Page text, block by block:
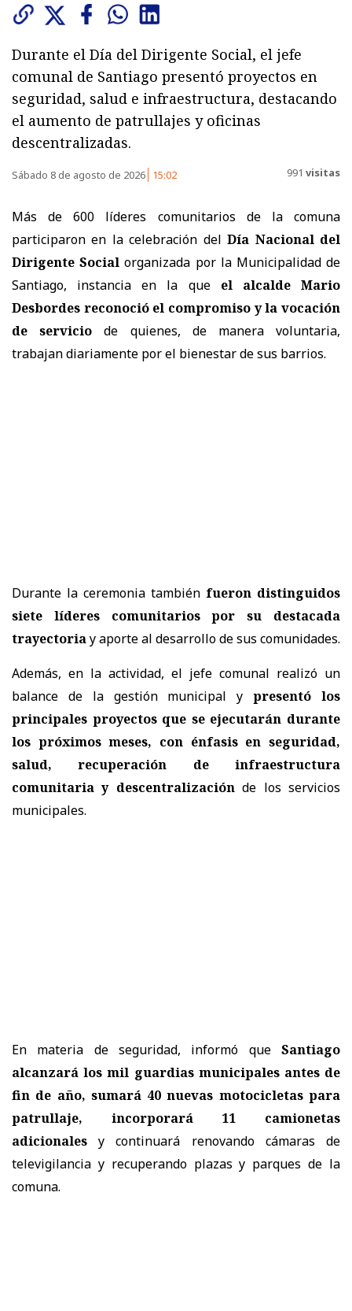
Durante el Día del Dirigente Social, el jefe
comunal de Santiago presentó proyectos en
seguridad, salud e infraestructura, destacando
el aumento de patrullajes y oficinas
descentralizadas.
Sábado 8 de agosto de 2026 15:02 991 visitas
Más de 600 líderes comunitarios de la comuna
participaron en la celebración delDía Nacional del
Dirigente Social organizada por la Municipalidad de
Santiago, instancia en la que el alcalde Mario
Desbordes reconoció el compromiso y la vocación
de servicio de quienes, de manera voluntaria,
trabajan diariamente por el bienestar de sus barrios.
Durante la ceremonia también fueron distinguidos
siete líderes comunitarios por su destacada
trayectoriay aporte al desarrollo de sus comunidades.
Además, en la actividad, el jefe comunal realizó un
balance de la gestión municipal ypresentó los
principales proyectos que se ejecutarán durante
los próximos meses, con énfasis en seguridad,
salud, recuperación de infraestructura
comunitaria y descentralizaciónde los servicios
municipales.
En materia de seguridad, informó que Santiago
alcanzará los mil guardias municipales antes de
fin de año, sumará 40 nuevas motocicletas para
patrullaje, incorporará 11 camionetas
adicionales y continuará renovando cámaras de
televigilancia y recuperando plazas y parques de la
comuna.